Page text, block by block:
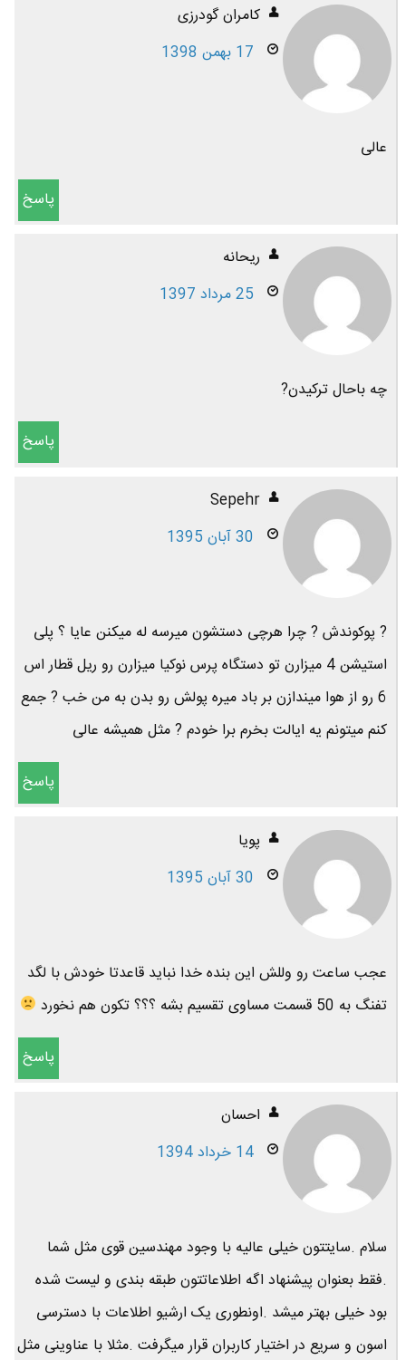
کامران گودرزی
17 بهمن 1398
عالی
پاسخ
ریحانه
25 مرداد 1397
چه باحال ترکیدن?
پاسخ
Sepehr
30 آبان 1395
? پوکوندش ? چرا هرچی دستشون میرسه له میکنن عایا ؟ پلی
استیشن 4 میزارن تو دستگاه پرس نوکیا میزارن رو ریل قطار اس
6 رو از هوا میندازن بر باد میره پولش رو بدن به من خب ? جمع
کنم میتونم یه ایالت بخرم برا خودم ? مثل همیشه عالی
پاسخ
پویا
30 آبان 1395
عجب ساعت رو وللش این بنده خدا نباید قاعدتا خودش با لگد
تفنگ به 50 قسمت مساوی تقسیم بشه ؟؟؟ تکون هم نخورد
پاسخ
احسان
14 خرداد 1394
سلام .سایتتون خیلی عالیه با وجود مهندسین قوی مثل شما
.فقط بعنوان پیشنهاد اگه اطلاعاتتون طبقه بندی و لیست شده
بود خیلی بهتر میشد .اونطوری یک ارشیو اطلاعات با دسترسی
اسون و سریع در اختیار کاربران قرار میگرفت .مثلا با عناوینی مثل